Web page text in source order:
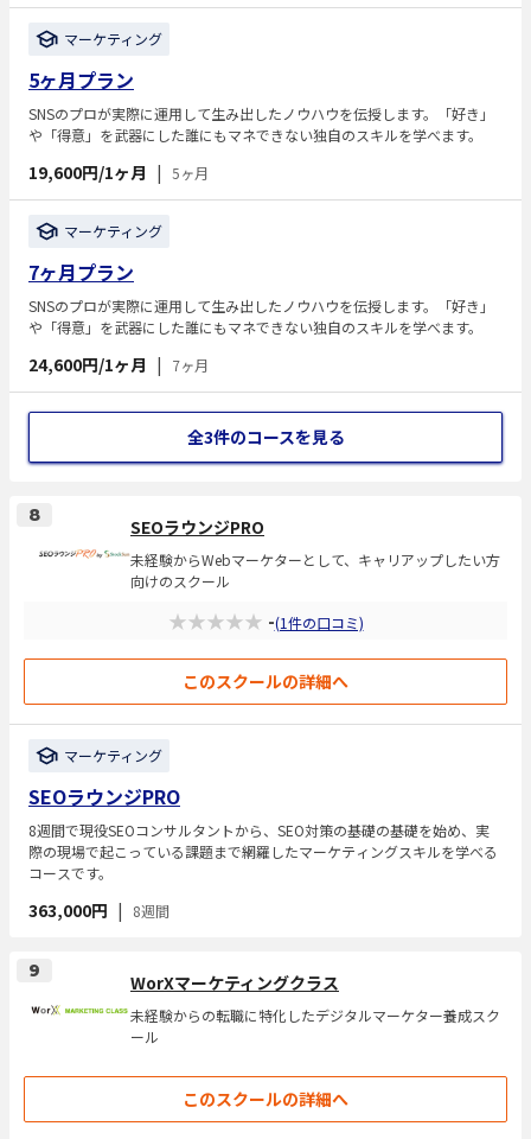
マーケティング
5ヶ月プラン
SNSのプロが実際に運用して生み出したノウハウを伝授します。「好き」
や「得意」を武器にした誰にもマネできない独自のスキルを学べます。
19,600円/1ヶ月 | 5ヶ月
マーケティング
7ヶ月プラン
SNSのプロが実際に運用して生み出したノウハウを伝授します。「好き」
や「得意」を武器にした誰にもマネできない独自のスキルを学べます。
24,600円/1ヶ月 | 7ヶ月
全3件のコースを見る
8 SEOラウンジPRO
未経験からWebマーケターとして、キャリアップしたい方
向けのスクール
★★★★★ -(1件の口コミ)
このスクールの詳細へ
マーケティング
SEOラウンジPRO
8週間で現役SEOコンサルタントから、SEO対策の基礎の基礎を始め、実
際の現場で起こっている課題まで網羅したマーケティングスキルを学べる
コースです。
363,000円 | 8週間
9 WorXマーケティングクラス
未経験からの転職に特化したデジタルマーケター養成スク
ール
このスクールの詳細へ